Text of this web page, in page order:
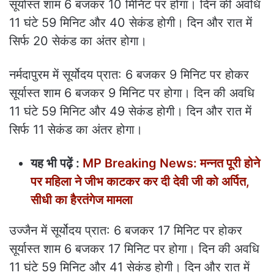
सूर्यास्त शाम 6 बजकर 10 मिनिट पर होगा। दिन की अवधि
11 घंटे 59 मिनिट और 40 सेकंड होगी। दिन और रात में
सिर्फ 20 सेकंड का अंतर होगा।
नर्मदापुरम में सूर्योदय प्रात: 6 बजकर 9 मिनिट पर होकर
सूर्यास्त शाम 6 बजकर 9 मिनिट पर होगा। दिन की अवधि
11 घंटे 59 मिनिट और 49 सेकंड होगी। दिन और रात में
सिर्फ 11 सेकंड का अंतर होगा।
यह भी पढ़ें : MP Breaking News: मन्नत पूरी होने
पर महिला ने जीभ काटकर कर दी देवी जी को अर्पित,
सीधी का हैरतंगेज मामला
उज्जैन में सूर्योदय प्रात: 6 बजकर 17 मिनिट पर होकर
सूर्यास्त शाम 6 बजकर 17 मिनिट पर होगा। दिन की अवधि
11 घंटे 59 मिनिट और 41 सेकंड होगी। दिन और रात में